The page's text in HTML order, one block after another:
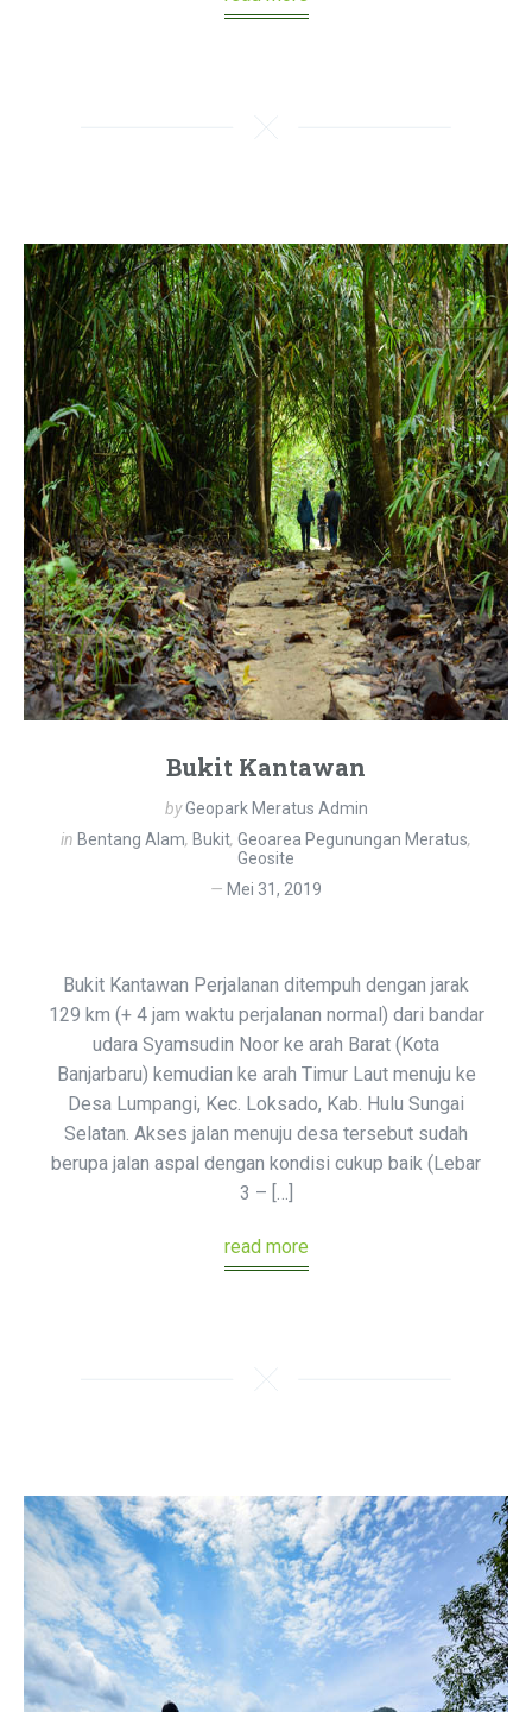
Bukit Kantawan
byGeopark Meratus Admin
in Bentang Alam, Bukit, Geoarea Pegunungan Meratus,
Geosite
Mei 31, 2019
Bukit Kantawan Perjalanan ditempuh dengan jarak
129 km (+ 4 jam waktu perjalanan normal) dari bandar
udara Syamsudin Noor ke arah Barat (Kota
Banjarbaru) kemudian ke arah Timur Laut menuju ke
Desa Lumpangi, Kec. Loksado, Kab. Hulu Sungai
Selatan. Akses jalan menuju desa tersebut sudah
berupa jalan aspal dengan kondisi cukup baik (Lebar
3 – […]
read more